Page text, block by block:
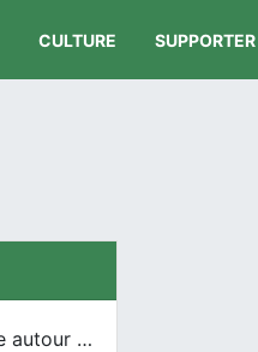
CULTURE SUPPORTER
Une rencontre autour de Jean-Claude Suaudeau